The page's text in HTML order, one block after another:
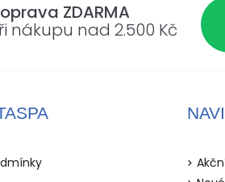
ZDARMA
nákupu nad 2.500 Kč